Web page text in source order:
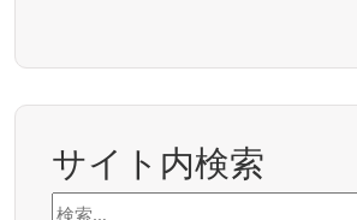
サイト内検索
検